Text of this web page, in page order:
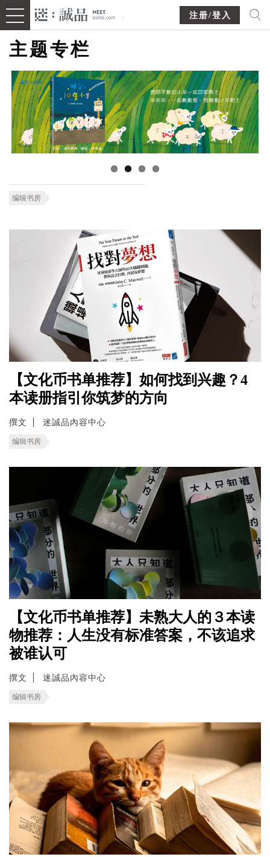
注册/登入
主题专栏
编辑书房
【文化币书单推荐】如何找到兴趣？4
本读册指引你筑梦的方向
撰文 迷誠品內容中心
编辑书房
【文化币书单推荐】未熟大人的３本读
物推荐：人生没有标准答案，不该追求
被谁认可
撰文 迷誠品內容中心
编辑书房